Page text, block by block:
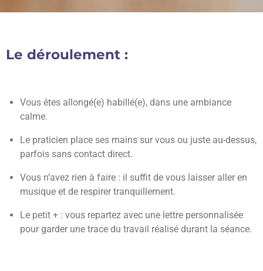
Le déroulement :
Vous êtes allongé(e) habillé(e), dans une ambiance
calme.
Le praticien place ses mains sur vous ou juste au-dessus,
parfois sans contact direct.
Vous n’avez rien à faire : il suffit de vous laisser aller en
musique et de respirer tranquillement.
Le petit + : vous repartez avec une lettre personnalisée
pour garder une trace du travail réalisé durant la séance.